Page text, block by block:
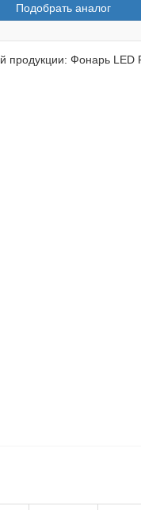
Подобрать аналог
продукции: Фонарь